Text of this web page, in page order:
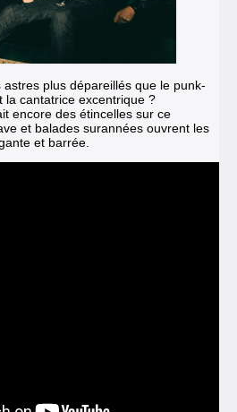
plus dépareillés que le punk-
la cantatrice excentrique ?
encore des étincelles sur ce
et balades surannées ouvrent les
et barrée.